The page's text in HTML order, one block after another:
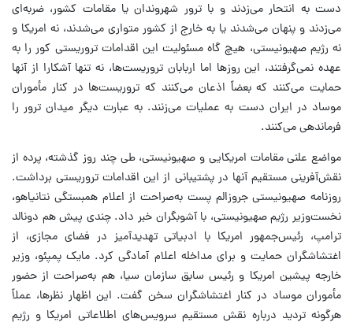
دست به انتحار می‌زدند و با ترور شهروندان یا مقامات کشور، ضربه‌ای
می‌زدند و پنهان می‌شدند یا به خارج از کشور متواری می‌شدند، نه امریکا و
نه رژیم صهیونیستی، هیچ گاه مسئولیت این اقدامات تروریستی کور را به
عهده نمی‌گرفتند، این روز‌ها اما اربابان تروریست‌ها، نه تنها آشکارا از آنها
حمایت می‌کنند که بعضاً اذعان می‌کنند که تروریست‌ها در کنار مأموران
موساد در ایران دست به عملیات می‌زنند. به عبارت دیگر میدان ترور را
فرماندهی می‌کنند.
مواضع علنی مقامات امریکایی و صهیونیستی، طی چند روز گذشته، پرده از
نقش‌آفرینی مستقیم آنها در پشتیبانی از این اقدامات تروریستی برداشت.
روزنامه صهیونیستی جروزالم پست به‌صراحت از اعلام همبستگی نتانیاهو،
نخست‌وزیر رژیم صهیونیستی، با آشوبگران خبر داد. چندی پیش هم دونالد
ترامپ، رئیس‌جمهور امریکا با ادبیاتی تهدیدآمیز در فضای مجازی، از
اغتشاشگران حمایت و برای مداخله اعلام آمادگی کرد. مایک پمپئو، وزیر
خارجه پیشین امریکا و رئیس سابق سازمان سیا، هم به‌صراحت از حضور
مأموران موساد در کنار اغتشاشگران سخن گفت. این اظهار نظرها، عملاً
هرگونه تردید درباره نقش مستقیم سرویس‌های اطلاعاتی امریکا و رژیم